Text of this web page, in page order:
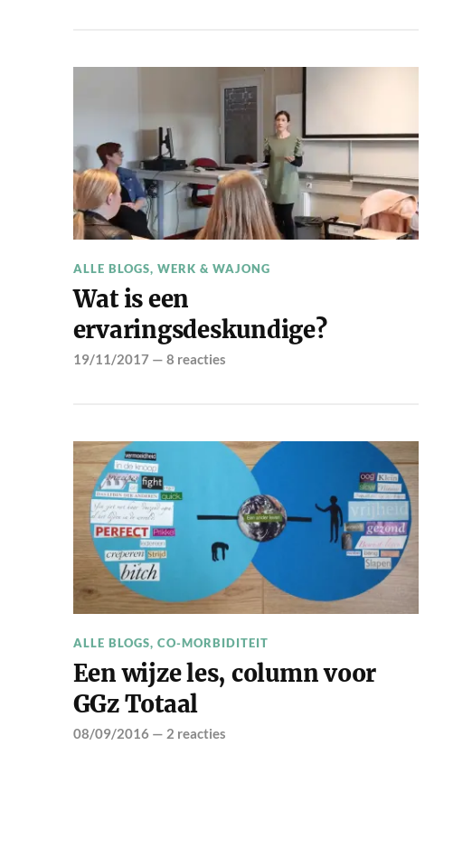
ALLE BLOGS, WERK & WAJONG
Wat is een
ervaringsdeskundige?
19/11/2017— 8 reacties
ALLE BLOGS, CO-MORBIDITEIT
Een wijze les, column voor
GGz Totaal
08/09/2016— 2 reacties